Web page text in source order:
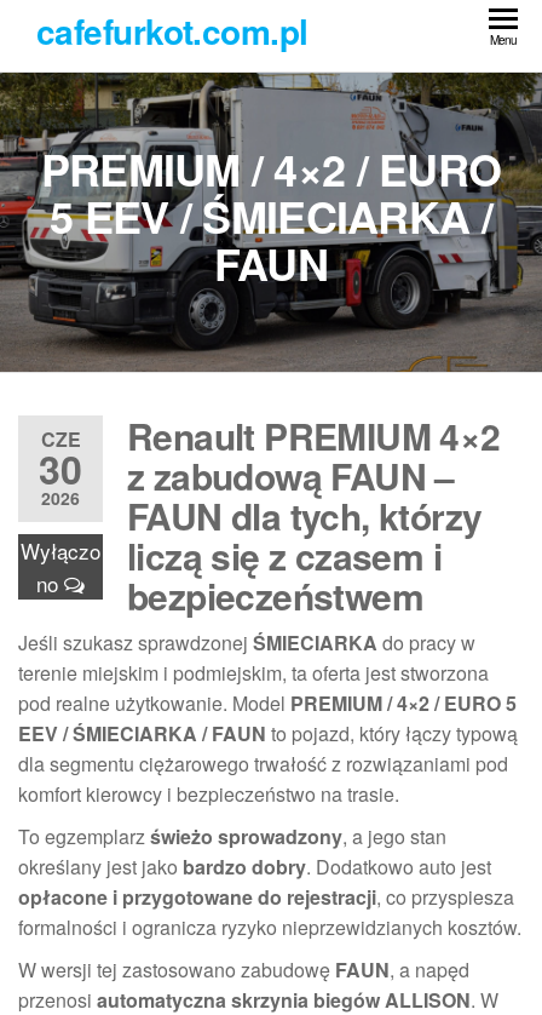
treści
cafefurkot.com.pl Menu
PREMIUM / 4×2 / EURO
5 EEV / ŚMIECIARKA /
FAUN
CZE
30
2026
Wyłączo
no
Renault PREMIUM 4×2
z zabudową FAUN –
FAUN dla tych, którzy
liczą się z czasem i
bezpieczeństwem
Jeśli szukasz sprawdzonej ŚMIECIARKA do pracy w
terenie miejskim i podmiejskim, ta oferta jest stworzona
pod realne użytkowanie. Model PREMIUM / 4×2 / EURO 5
EEV / ŚMIECIARKA / FAUN to pojazd, który łączy typową
dla segmentu ciężarowego trwałość z rozwiązaniami pod
komfort kierowcy i bezpieczeństwo na trasie.
To egzemplarzświeżo sprowadzony, a jego stan
określany jest jako bardzo dobry. Dodatkowo auto jest
opłacone i przygotowane do rejestracji, co przyspiesza
formalności i ogranicza ryzyko nieprzewidzianych kosztów.
W wersji tej zastosowano zabudowę FAUN, a napęd
przenosi automatyczna skrzynia biegów ALLISON. W